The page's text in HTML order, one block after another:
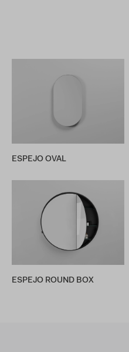
ESPEJO OVAL
ESPEJO ROUND BOX